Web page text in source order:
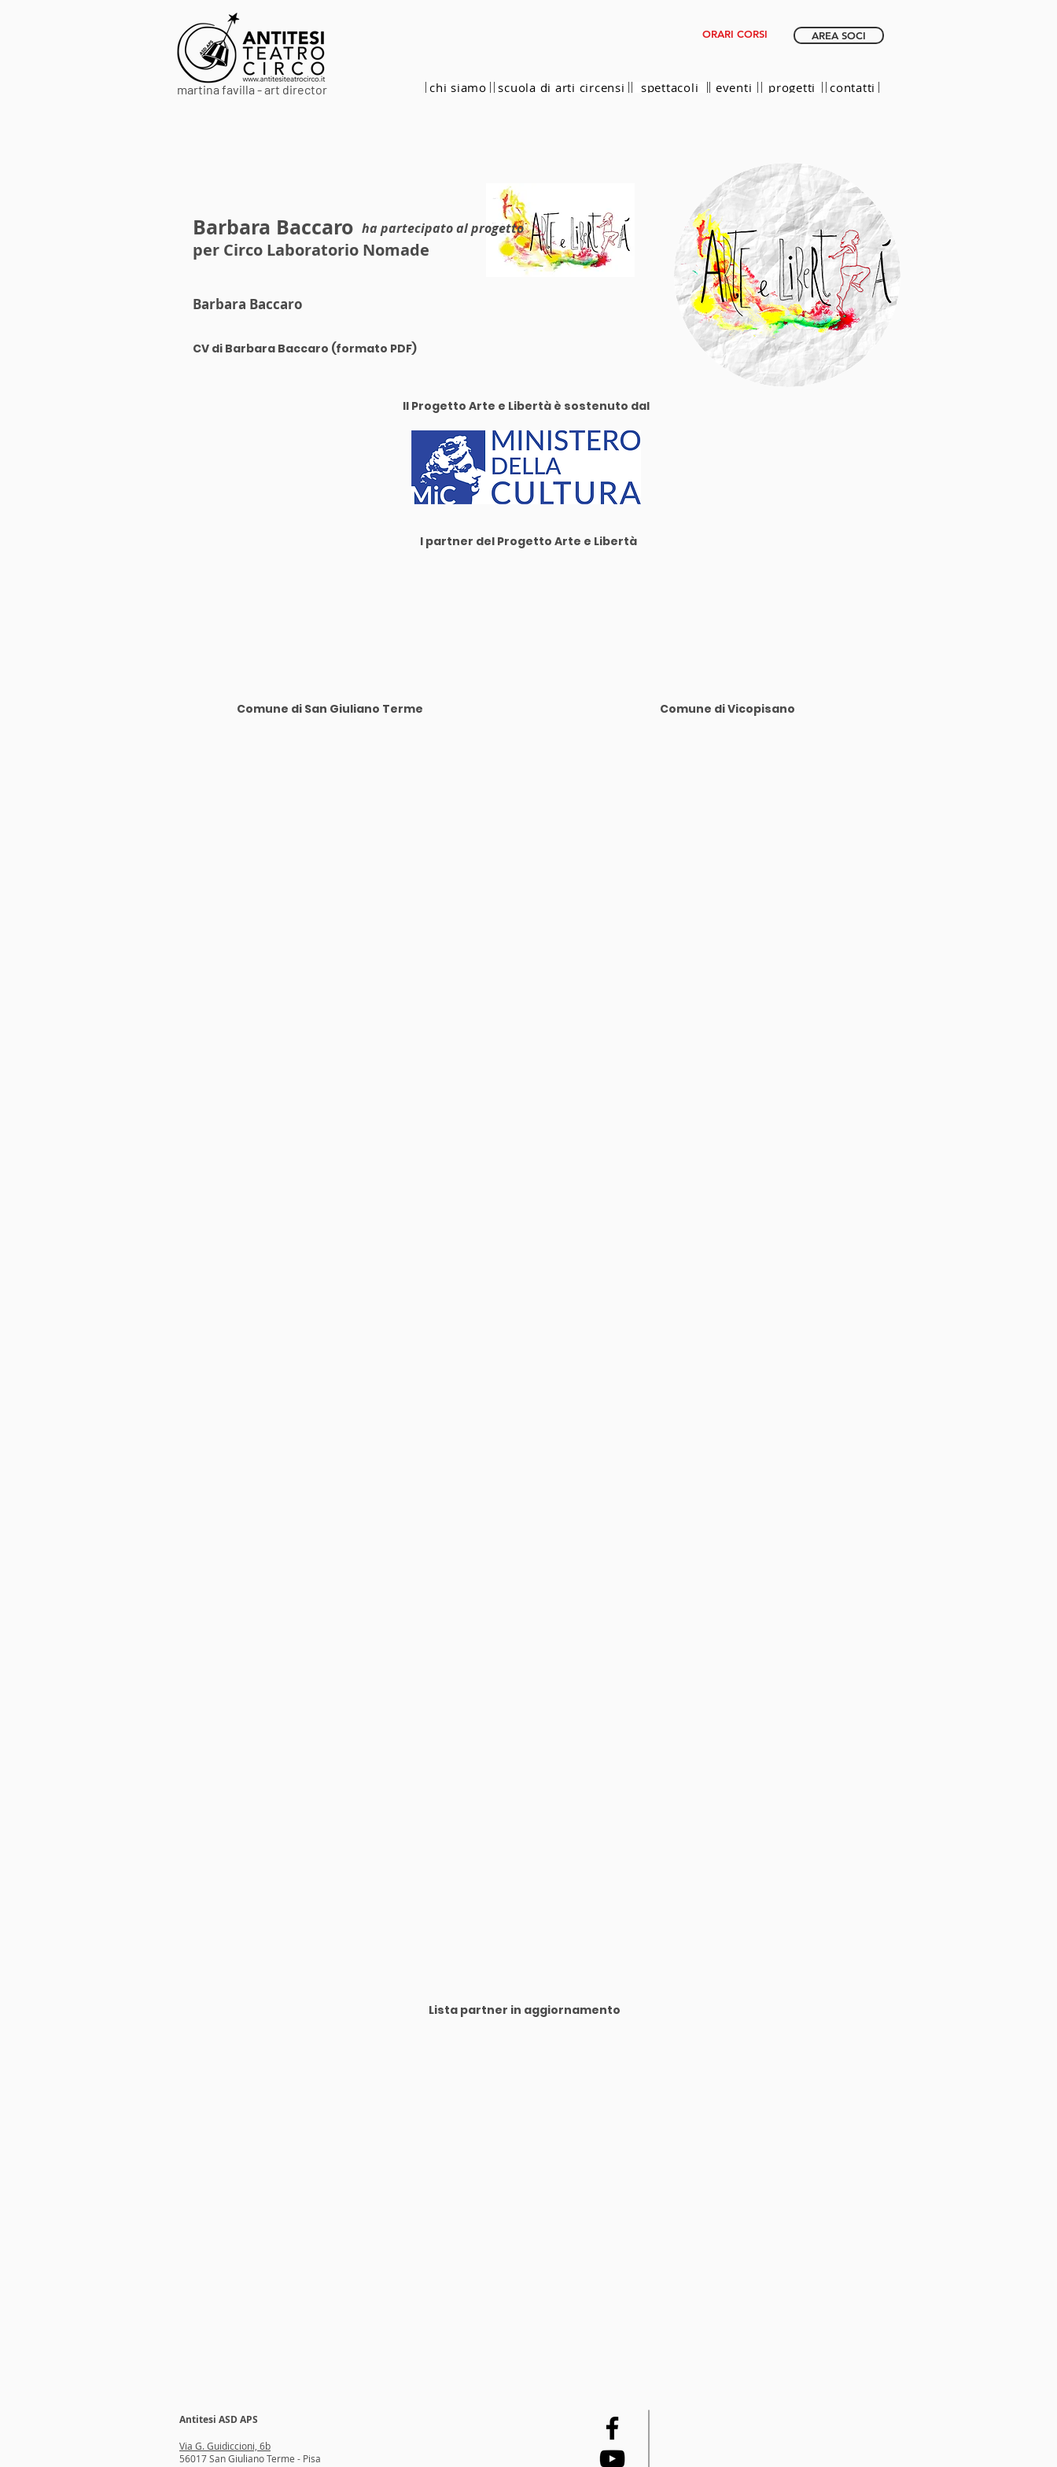
martina favilla - art director
ORARI CORSI AREA SOCI
chi siamo scuola di arti circensi spettacoli eventi progetti contatti
per Circo Laboratorio Nomade
ha partecipato al progetto
Barbara Baccaro
Barbara Baccaro
CV di Barbara Baccaro (formato PDF)
Il Progetto Arte e Libertà è sostenuto dal
I partner del Progetto Arte e Libertà
Comune di Vicopisano
Comune di San Giuliano Terme
Lista partner in aggiornamento
Antitesi ASD APS
Via G. Guidiccioni, 6b
56017 San Giuliano Terme - Pisa